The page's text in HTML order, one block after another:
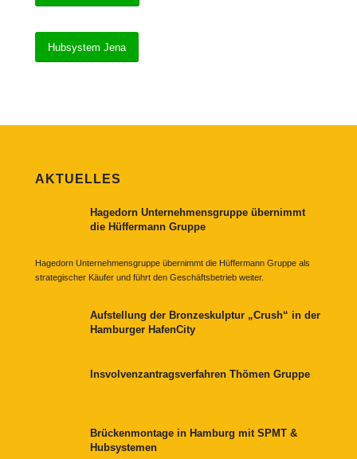
Hubsystem Jena
AKTUELLES
Hagedorn Unternehmensgruppe übernimmt
die Hüffermann Gruppe
Hagedorn Unternehmensgruppe übernimmt die Hüffermann Gruppe als
strategischer Käufer und führt den Geschäftsbetrieb weiter.
Aufstellung der Bronzeskulptur „Crush“ in der
Hamburger HafenCity
Insvolvenzantragsverfahren Thömen Gruppe
Brückenmontage in Hamburg mit SPMT &
Hubsystemen